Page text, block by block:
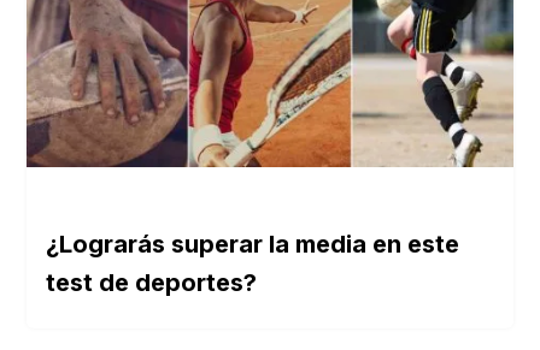
¿Lograrás superar la media en este
test de deportes?